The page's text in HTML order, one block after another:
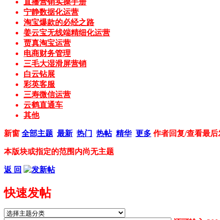
宁静数据化运营
淘宝爆款的必经之路
姜云宝无线端精细化运营
贾真淘宝运营
电商财务管理
三毛大湿滑屏营销
白云钻展
彩英客服
三寿微信运营
云鹤直通车
其他
新窗 全部主题 最新 热门 热帖 精华 更多 作者回复/查看最后
本版块或指定的范围内尚无主题
返 回
快速发帖